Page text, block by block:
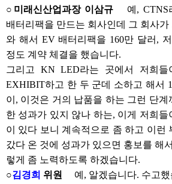
○미래신산업과장 이삼규
예, CTNS
배터리팩을 만드는 회사인데 그 회사
와 해서 EV 배터리팩을 160만 달러,
정도 계약 체결을 했습니다.
그리고 KN LED라는 곳에서 저희
EXHIBIT하고 한 두 군데 소하고 해서
이, 이것은 거의 납품을 하는 그런 단
한 성과가 있지 않나 하는, 이게 저희들
이 있다 보니 계속적으로 좀 하고 이런
갔다 온 것에 성과가 있으면 홍보를 해
렇게 좀 노력하도록 하겠습니다.
○김경희 위원
예, 알겠습니다. 수고